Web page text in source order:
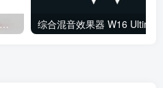
会员专属资源 （2026.06.08更新）